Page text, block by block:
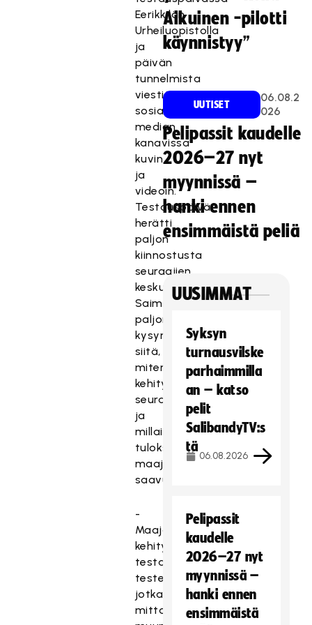
Eerikkilän
Urheiluopistolla
ja
päivän
tunnelmista
viestittiin
sosiaalisen
median
kanavissa
kuvin
ja
videoin.
Testauspäivä
herätti
paljon
kiinnostusta
seuraajien
keskuudessa.
Saimme
paljon
kysymyksiä
siitä,
miten
kehitystä
seurataan
ja
millaisia
tuloksia
maajoukkueurheilijat
saavuttavat.
-
Maajoukkuepelaajien
kehitystä
testataan
testein,
jotka
mittaavat
Aikuinen -pilotti
käynnistyy”
UUTISET
06.08.2
026
Pelipassit kaudelle
2026–27 nyt
myynnissä –
hanki ennen
ensimmäistä peliä
UUSIMMAT
Syksyn
turnausvilske
parhaimmilla
an – katso
pelit
SalibandyTV:s
tä
06.08.2026
Pelipassit
kaudelle
2026–27 nyt
myynnissä –
hanki ennen
ensimmäistä